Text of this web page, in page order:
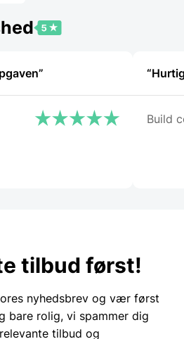
Build
tilbud først!
nyhedsbrev og vær først
bare rolig, vi spammer dig
tilbud og